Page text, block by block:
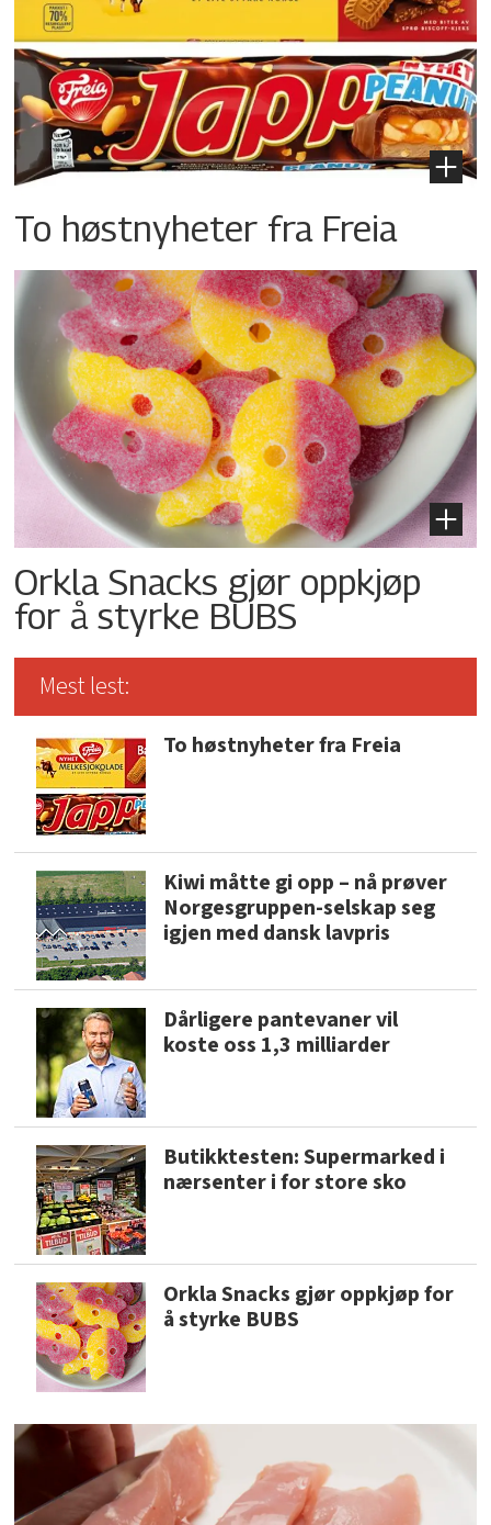
To høstnyheter fra Freia
Orkla Snacks gjør oppkjøp
for å styrke BUBS
Mest lest:
To høstnyheter fra Freia
Kiwi måtte gi opp – nå prøver
Norgesgruppen-selskap seg
igjen med dansk lavpris
Dårligere pantevaner vil
koste oss 1,3 milliarder
Butikktesten: Supermarked i
nærsenter i for store sko
Orkla Snacks gjør oppkjøp for
å styrke BUBS